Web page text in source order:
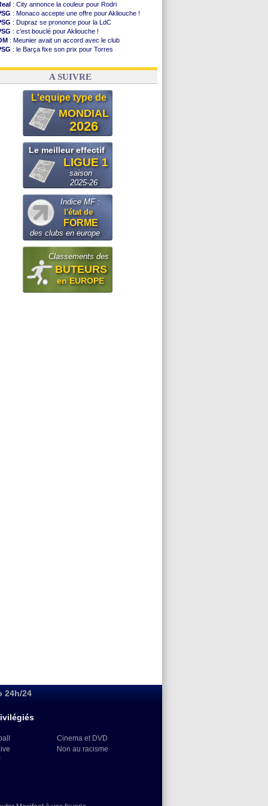
: City annonce la couleur pour Rodri
: Monaco accepte une offre pour Akliouche !
: Dupraz se prononce pour la LdC
: c'est bouclé pour Akliouche !
: Meunier avait un accord avec le club
: le Barça fixe son prix pour Torres
: Infantino sollicite Trump
A SUIVRE
L'equipe type de
MONDIAL
2026
Le meilleur effectif
LIGUE 1
saison
2025-26
Indice MF :
l'état de
FORME
des clubs en europe
Classements des
BUTEURS
en EUROPE
24h/24
Cinema et DVD
Non au racisme